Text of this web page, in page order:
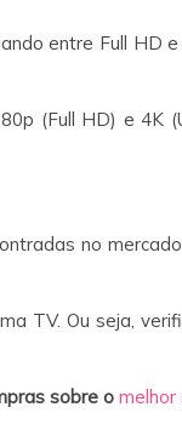
entre Full HD
(Full HD) e
no
TV. Ou seja,
sobre o melhor